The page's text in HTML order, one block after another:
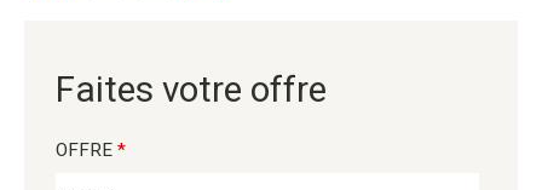
Faites votre offre
OFFRE *